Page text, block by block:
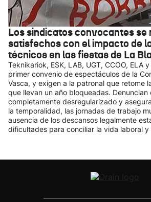
Los sindicatos convocantes se
satisfechos con el impacto de
técnicos en las fiestas de La
Teknikariok, ESK, LAB, UGT, CCOO, ELA
primer convenio de espectáculos de la
Vasca, y exigen a la patronal que retome
que llevan un año bloqueadas. Denuncian
completamente desregularizado y
la temporalidad, las jornadas de trabajo
ausencia de los descansos legalmente
dificultades para conciliar la vida laboral y